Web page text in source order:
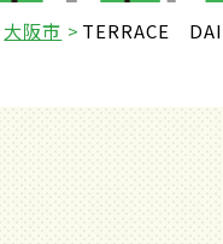
大阪市 TERRACE